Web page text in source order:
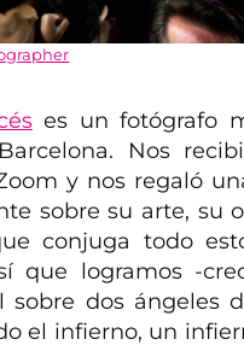
es un fotógrafo
Nos
y nos regaló
sobre su arte, su
conjuga todo
que logramos -
sobre dos ángeles
el infierno, un